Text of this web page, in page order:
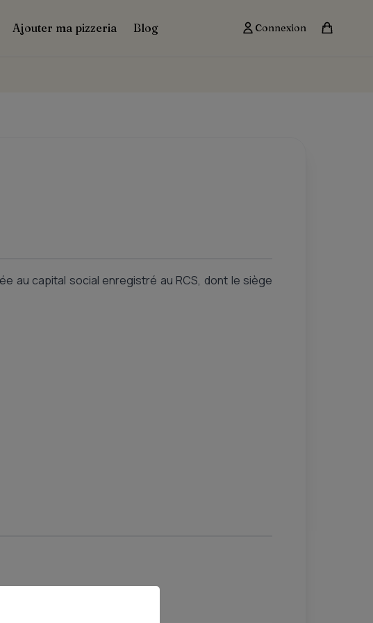
Ajouter ma pizzeria Blog Connexion
au capital social enregistré au RCS, dont le siège